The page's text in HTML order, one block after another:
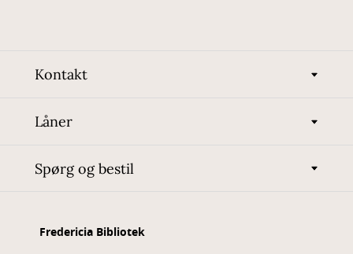
Kontakt
Låner
Spørg og bestil
Fredericia Bibliotek